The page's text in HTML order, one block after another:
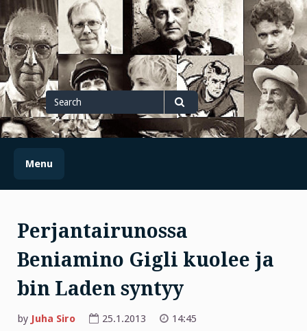
Skip
to
content
Search
for
Search
Menu
Perjantairunossa
Beniamino Gigli kuolee ja
bin Laden syntyy
by Juha Siro 25.1.2013
14:45